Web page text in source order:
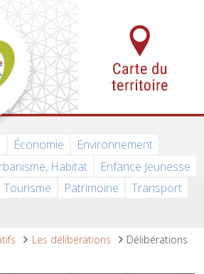
Économie
Environnement
Habitat
Enfance Jeunesse
Tourisme Patrimoine Transport
Les délibérations
Délibérations